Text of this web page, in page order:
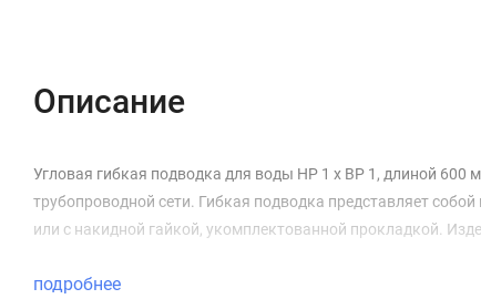
Описание
Угловая гибкая подводка для воды НР 1 х ВР 1, длиной 600
трубопроводной сети. Гибкая подводка представляет
или с накидной гайкой, укомплектованной прокладкой.
подробнее